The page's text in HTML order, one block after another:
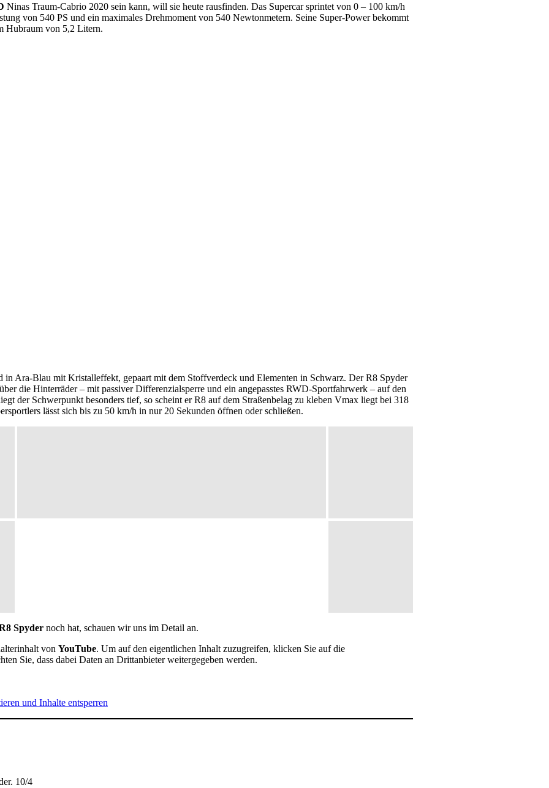
Ninas Traum-Cabrio 2020 sein kann, will sie heute rausfinden. Das Supercar sprintet von 0 – 100 km/h
von 540 PS und ein maximales Drehmoment von 540 Newtonmetern. Seine Super-Power bekommt
Hubraum von 5,2 Litern.
in Ara-Blau mit Kristalleffekt, gepaart mit dem Stoffverdeck und Elementen in Schwarz. Der R8 Spyder
die Hinterräder – mit passiver Differenzialsperre und ein angepasstes RWD-Sportfahrwerk – auf den
der Schwerpunkt besonders tief, so scheint er R8 auf dem Straßenbelag zu kleben Vmax liegt bei 318
lässt sich bis zu 50 km/h in nur 20 Sekunden öffnen oder schließen.
Spyder noch hat, schauen wir uns im Detail an.
von YouTube. Um auf den eigentlichen Inhalt zuzugreifen, klicken Sie auf die
Sie, dass dabei Daten an Drittanbieter weitergegeben werden.
und Inhalte entsperren
10/4